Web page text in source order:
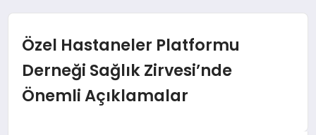
GÜNDEM
İZMIR HABERLERI
Özel Hastaneler Platformu
Derneği Sağlık Zirvesi’nde
Önemli Açıklamalar